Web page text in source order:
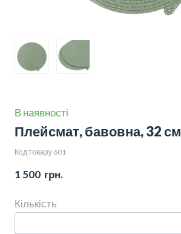
В наявності
Плейсмат, бавовна, 32 см
Код товару 601
1 500  грн.
Кількість